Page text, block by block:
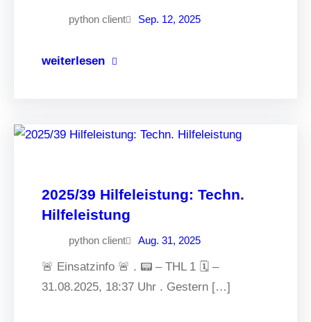
python client Sep. 12, 2025
weiterlesen
2025/39 Hilfeleistung: Techn.
Hilfeleistung
python client Aug. 31, 2025
🚨 Einsatzinfo 🚨 . 📟 – THL 1 🗓 –
31.08.2025, 18:37 Uhr . Gestern […]